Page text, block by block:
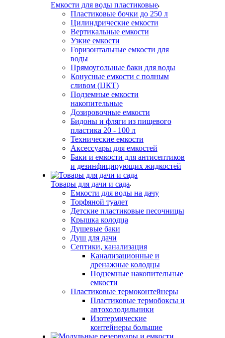
Емкости для воды пластиковые
Пластиковые бочки до 250 л
Цилиндрические емкости
Вертикальные емкости
Узкие емкости
Горизонтальные емкости для
воды
Прямоугольные баки для воды
Конусные емкости с полным
сливом (ЦКТ)
Подземные емкости
накопительные
Дозировочные емкости
Бидоны и фляги из пищевого
пластика 20 - 100 л
Технические емкости
Аксессуары для емкостей
Баки и емкости для антисептиков
и дезинфицирующих жидкостей
Товары для дачи и сада
Емкости для воды на дачу
Торфяной туалет
Детские пластиковые песочницы
Крышка колодца
Душевые баки
Душ для дачи
Септики, канализация
Канализационные и
дренажные колодцы
Подземные накопительные
емкости
Пластиковые термоконтейнеры
Пластиковые термобоксы и
автохолодильники
Изотермические
контейнеры большие